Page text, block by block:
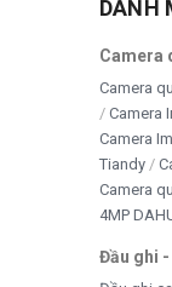
DANH
Camera
Camera
Camera
Camera
Tiandy
Camera
4MP
Đầu ghi